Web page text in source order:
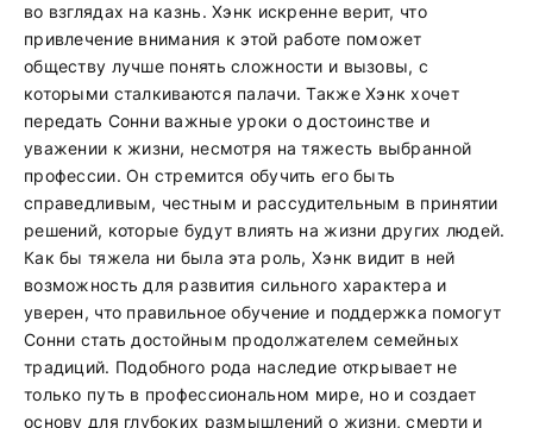
во взглядах на казнь. Хэнк искренне верит, что
привлечение внимания к этой работе поможет
обществу лучше понять сложности и вызовы, с
которыми сталкиваются палачи. Также Хэнк хочет
передать Сонни важные уроки о достоинстве и
уважении к жизни, несмотря на тяжесть выбранной
профессии. Он стремится обучить его быть
справедливым, честным и рассудительным в принятии
решений, которые будут влиять на жизни других людей.
Как бы тяжела ни была эта роль, Хэнк видит в ней
возможность для развития сильного характера и
уверен, что правильное обучение и поддержка помогут
Сонни стать достойным продолжателем семейных
традиций. Подобного рода наследие открывает не
только путь в профессиональном мире, но и создает
основу для глубоких размышлений о жизни, смерти и